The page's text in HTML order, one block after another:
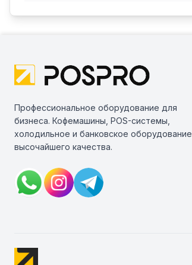
Профессиональное оборудование для
бизнеса. Кофемашины, POS-системы,
холодильное и банковское оборудование
высочайшего качества.